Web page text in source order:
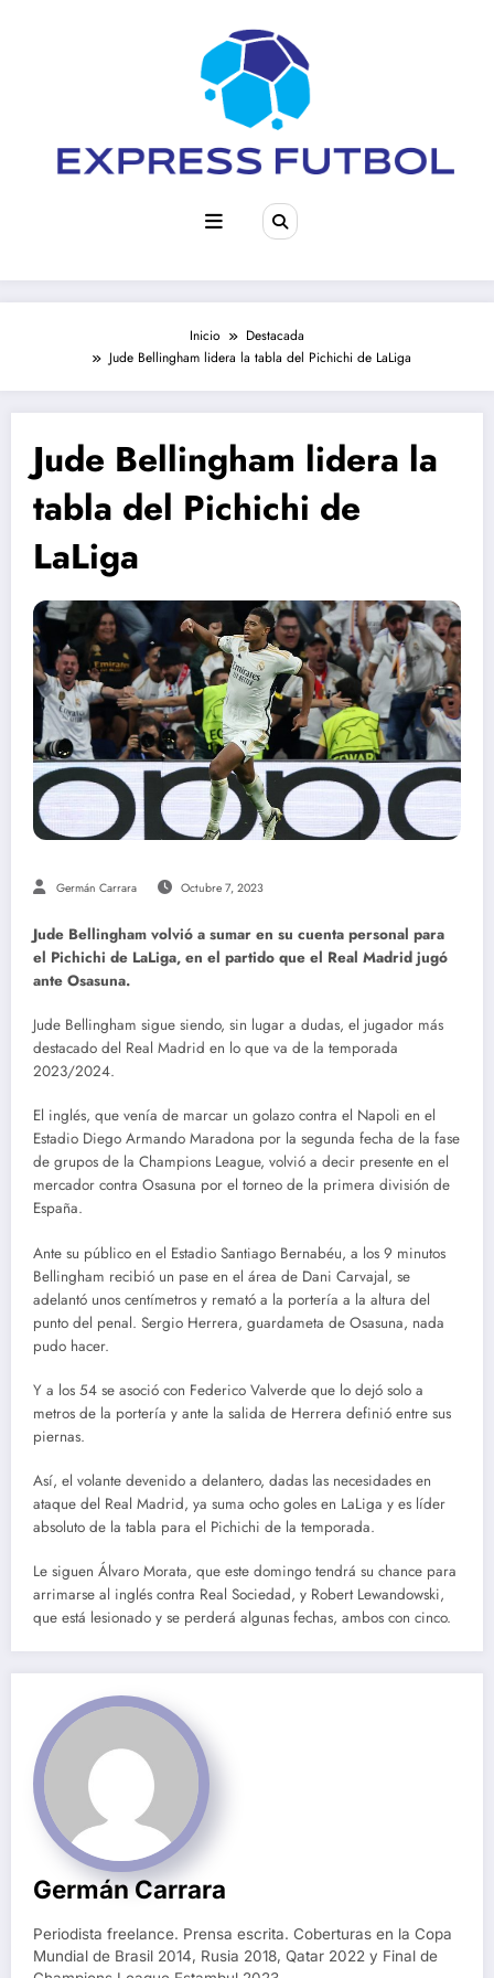
Inicio
Destacada
Jude Bellingham lidera la tabla del Pichichi de LaLiga
Jude Bellingham lidera la
tabla del Pichichi de
LaLiga
Germán Carrara Octubre 7, 2023
Jude Bellingham volvió a sumar en su cuenta personal para
el Pichichi de LaLiga, en el partido que el Real Madrid jugó
ante Osasuna.
Jude Bellingham sigue siendo, sin lugar a dudas, el jugador más
destacado del Real Madrid en lo que va de la temporada
2023/2024.
El inglés, que venía de marcar un golazo contra el Napoli en el
Estadio Diego Armando Maradona por la segunda fecha de la fase
de grupos de la Champions League, volvió a decir presente en el
mercador contra Osasuna por el torneo de la primera división de
España.
Ante su público en el Estadio Santiago Bernabéu, a los 9 minutos
Bellingham recibió un pase en el área de Dani Carvajal, se
adelantó unos centímetros y remató a la portería a la altura del
punto del penal. Sergio Herrera, guardameta de Osasuna, nada
pudo hacer.
Y a los 54 se asoció con Federico Valverde que lo dejó solo a
metros de la portería y ante la salida de Herrera definió entre sus
piernas.
Así, el volante devenido a delantero, dadas las necesidades en
ataque del Real Madrid, ya suma ocho goles en LaLiga y es líder
absoluto de la tabla para el Pichichi de la temporada.
Le siguen Álvaro Morata, que este domingo tendrá su chance para
arrimarse al inglés contra Real Sociedad, y Robert Lewandowski,
que está lesionado y se perderá algunas fechas, ambos con cinco.
Germán Carrara
Periodista freelance. Prensa escrita. Coberturas en la Copa
Mundial de Brasil 2014, Rusia 2018, Qatar 2022 y Final de